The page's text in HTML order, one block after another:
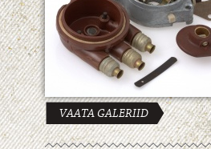
VAATA GALERIID